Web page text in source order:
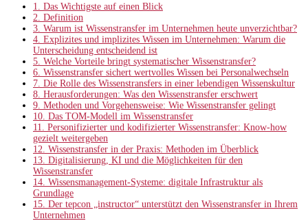
1.
Das Wichtigste auf einen Blick
2. Definition
3. Warum ist Wissenstransfer im Unternehmen heute unverzichtbar?
4. Explizites und implizites Wissen im Unternehmen: Warum die
Unterscheidung entscheidend ist
5. Welche Vorteile bringt systematischer Wissenstransfer?
6. Wissenstransfer sichert wertvolles Wissen bei Personalwechseln
7. Die Rolle des Wissenstransfers in einer lebendigen Wissenskultur
8. Herausforderungen: Was den Wissenstransfer erschwert
9. Methoden und Vorgehensweise: Wie Wissenstransfer gelingt
10. Das TOM-Modell im Wissenstransfer
11.
Personifizierter und kodifizierter Wissenstransfer: Know-how
gezielt weitergeben
12. Wissenstransfer in der Praxis: Methoden im Überblick
13. Digitalisierung, KI und die Möglichkeiten für den
Wissenstransfer
14. Wissensmanagement-Systeme: digitale Infrastruktur als
Grundlage
15. Der tepcon „instructor“ unterstützt den Wissenstransfer in Ihrem
Unternehmen